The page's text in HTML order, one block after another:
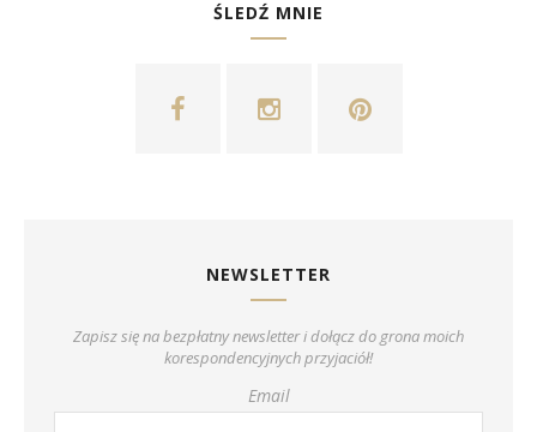
ŚLEDŹ MNIE
NEWSLETTER
Zapisz się na bezpłatny newsletter i dołącz do grona moich
korespondencyjnych przyjaciół!
Email